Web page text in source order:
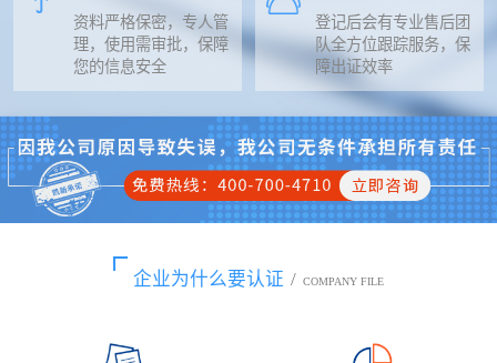
资料严格保密，专人管
理，使用需审批，保障
您的信息安全
登记后会有专业售后团
队全方位跟踪服务，保
障出证效率
企业为什么要认证 / COMPANY FILE